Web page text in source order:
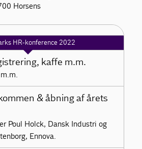
Horsens
HR-konference 2022
kaffe m.m.
& åbning af årets
Poul Holck, Dansk Industri og
Ennova.